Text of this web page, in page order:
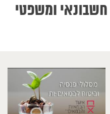
חשבונאי ומשפטי